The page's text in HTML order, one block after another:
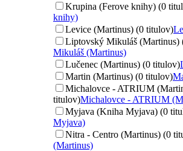
Krupina (Ferove knihy) (0
knihy)
Levice (Martinus) (0 titulov)
Liptovský Mikuláš (Martinus)
Mikuláš (Martinus)
Lučenec (Martinus) (0 titulov)
Martin (Martinus) (0 titulov)
Michalovce - ATRIUM
titulov)Michalovce - ATRIUM
Myjava (Kniha Myjava) (0
Myjava)
Nitra - Centro (Martinus) (0
(Martinus)